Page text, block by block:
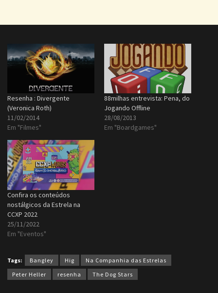
Resenha : Divergente
(Veronica Roth)
11/02/2014
Em "Filmes"
88milhas entrevista: Pena, do
Jogando Offline
28/08/2013
Em "Boardgames"
Confira os conteúdos
nostálgicos da Estrela na
CCXP 2022
25/11/2022
Em "Eventos"
Tags: Bangley Hig
Na Companhia das Estrelas
Peter Heller
resenha The Dog Stars